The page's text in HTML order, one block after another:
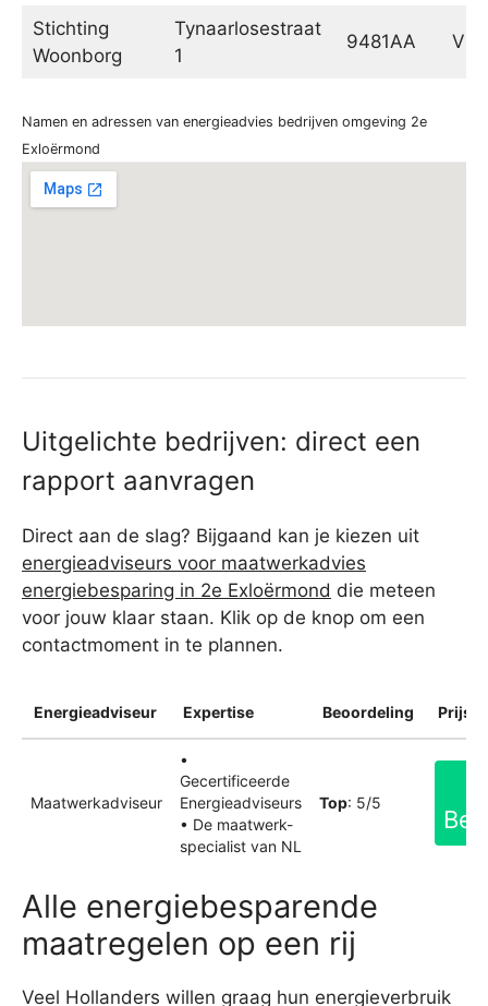
Stichting
Woonborg
Tynaarlosestraat
1
9481AA
Namen en adressen van energieadvies bedrijven omgeving 2e
Exloërmond
Uitgelichte bedrijven: direct een
rapport aanvragen
Direct aan de slag? Bijgaand kan je kiezen uit
energieadviseurs voor maatwerkadvies
energiebesparing in 2e Exloërmond die meteen
voor jouw klaar staan. Klik op de knop om een
contactmoment in te plannen.
Energieadviseur Expertise Beoordeling
Maatwerkadviseur
•
Gecertificeerde
Energieadviseurs
• De maatwerk-
specialist van NL
Top: 5/5
Alle energiebesparende
maatregelen op een rij
Veel Hollanders willen graag hun energieverbruik